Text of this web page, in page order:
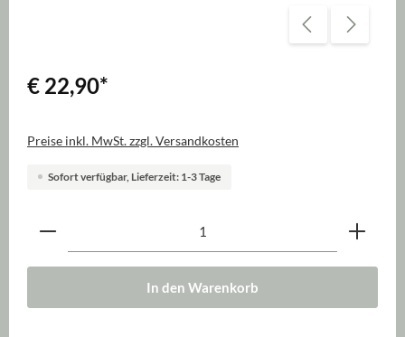
€ 22,90*
Preise inkl. MwSt. zzgl. Versandkosten
Sofort verfügbar, Lieferzeit: 1-3 Tage
Produkt Anzahl: Gib den gewünschten Wert ein
In den Warenkorb